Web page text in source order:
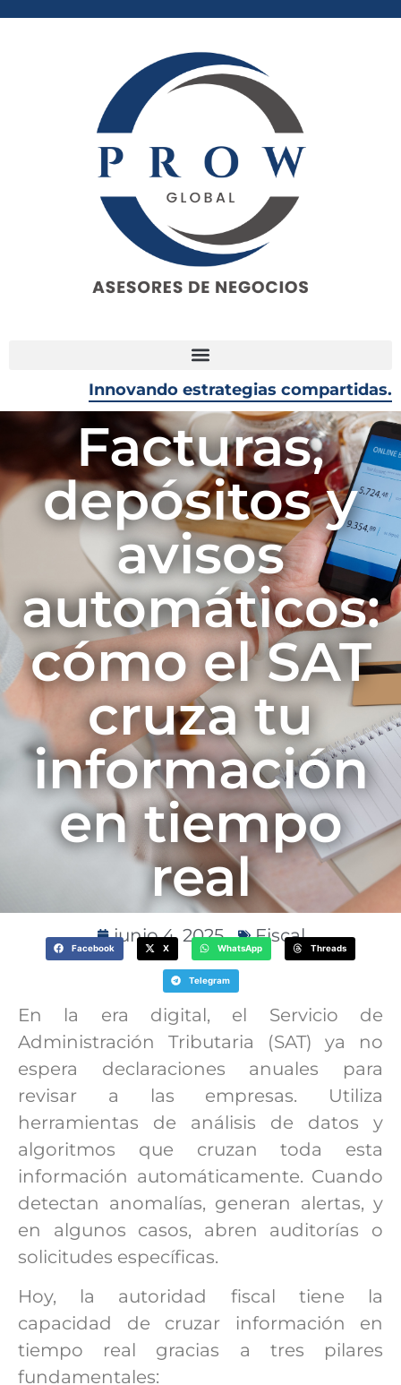
Innovando estrategias compartidas.
Facturas,
depósitos y
avisos
automáticos:
cómo el SAT
cruza tu
información
en tiempo
real
junio 4, 2025 Fiscal
Facebook X WhatsApp Threads
Telegram
En la era digital, el Servicio de
Administración Tributaria (SAT) ya no
espera declaraciones anuales para
revisar a las empresas. Utiliza
herramientas de análisis de datos y
algoritmos que cruzan toda esta
información automáticamente. Cuando
detectan anomalías, generan alertas, y
en algunos casos, abren auditorías o
solicitudes específicas.
Hoy, la autoridad fiscal tiene la
capacidad de cruzar información en
tiempo real gracias a tres pilares
fundamentales: